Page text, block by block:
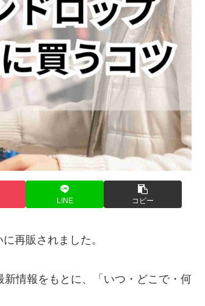
LINE コピー
再販されました。
情報をもとに、「いつ・どこで・何